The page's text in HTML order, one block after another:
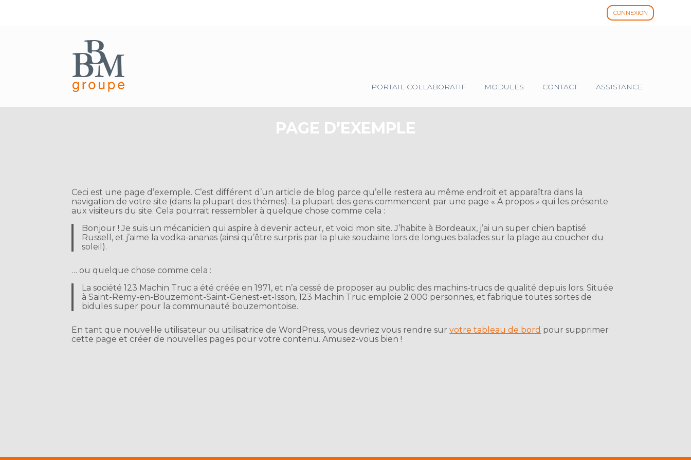
CONNEXION
Principal
PORTAIL COLLABORATIF MODULES CONTACT ASSISTANCE
PAGE D’EXEMPLE
Ceci est une page d’exemple. C’est différent d’un article de blog parce qu’elle restera au même endroit et apparaîtra dans la
navigation de votre site (dans la plupart des thèmes). La plupart des gens commencent par une page « À propos » qui les présente
aux visiteurs du site. Cela pourrait ressembler à quelque chose comme cela :
Bonjour ! Je suis un mécanicien qui aspire à devenir acteur, et voici mon site. J’habite à Bordeaux, j’ai un super chien baptisé
Russell, et j’aime la vodka-ananas (ainsi qu’être surpris par la pluie soudaine lors de longues balades sur la plage au coucher du
soleil).
… ou quelque chose comme cela :
La société 123 Machin Truc a été créée en 1971, et n’a cessé de proposer au public des machins-trucs de qualité depuis lors. Située
à Saint-Remy-en-Bouzemont-Saint-Genest-et-Isson, 123 Machin Truc emploie 2 000 personnes, et fabrique toutes sortes de
bidules super pour la communauté bouzemontoise.
En tant que nouvel·le utilisateur ou utilisatrice de WordPress, vous devriez vous rendre survotre tableau de bord pour supprimer
cette page et créer de nouvelles pages pour votre contenu. Amusez-vous bien !